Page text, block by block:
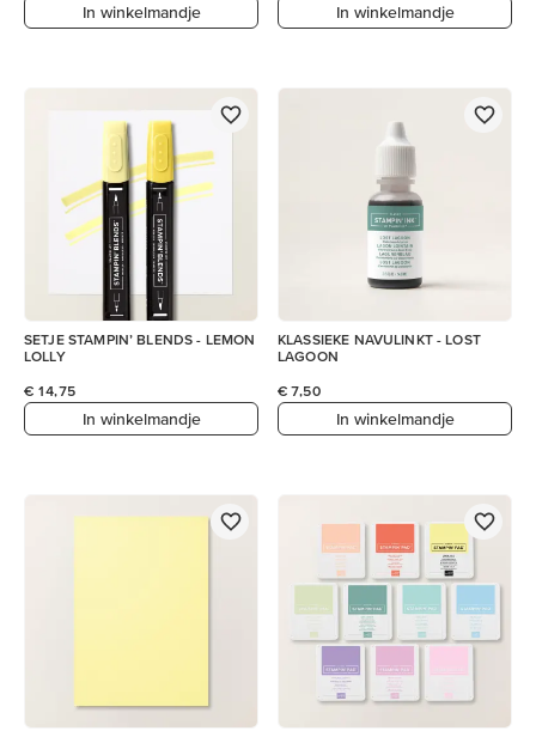
In winkelmandje In winkelmandje
SETJE STAMPIN’ BLENDS - LEMON
LOLLY
€ 14,75
In winkelmandje
KLASSIEKE NAVULINKT - LOST
LAGOON
€ 7,50
In winkelmandje